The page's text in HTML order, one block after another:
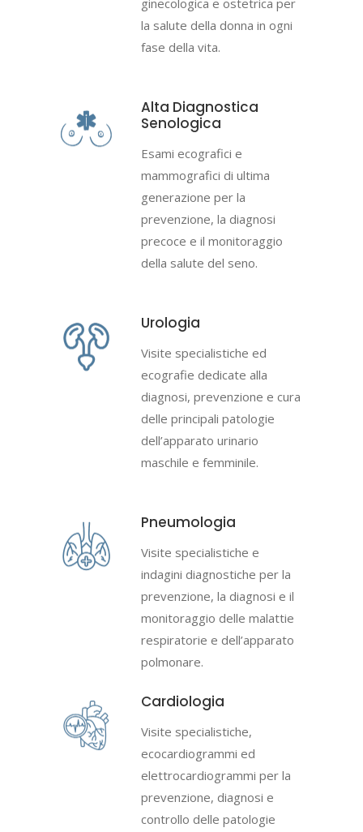
ginecologica e ostetrica per
la salute della donna in ogni
fase della vita.
Alta Diagnostica
Senologica
Esami ecografici e
mammografici di ultima
generazione per la
prevenzione, la diagnosi
precoce e il monitoraggio
della salute del seno.
Urologia
Visite specialistiche ed
ecografie dedicate alla
diagnosi, prevenzione e cura
delle principali patologie
dell’apparato urinario
maschile e femminile.
Pneumologia
Visite specialistiche e
indagini diagnostiche per la
prevenzione, la diagnosi e il
monitoraggio delle malattie
respiratorie e dell’apparato
polmonare.
Cardiologia
Visite specialistiche,
ecocardiogrammi ed
elettrocardiogrammi per la
prevenzione, diagnosi e
controllo delle patologie